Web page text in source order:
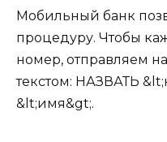
Мобильный банк
процедуру. Чтобы
номер, отправляем
текстом: НАЗВАТЬ
&lt;имя&gt;.